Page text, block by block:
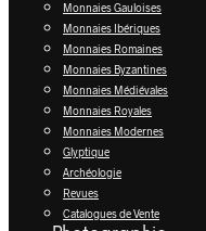
Monnaies Gauloises
Monnaies Ibériques
Monnaies Romaines
Monnaies Byzantines
Monnaies Médiévales
Monnaies Royales
Monnaies Modernes
Glyptique
Archéologie
Revues
Catalogues de Vente